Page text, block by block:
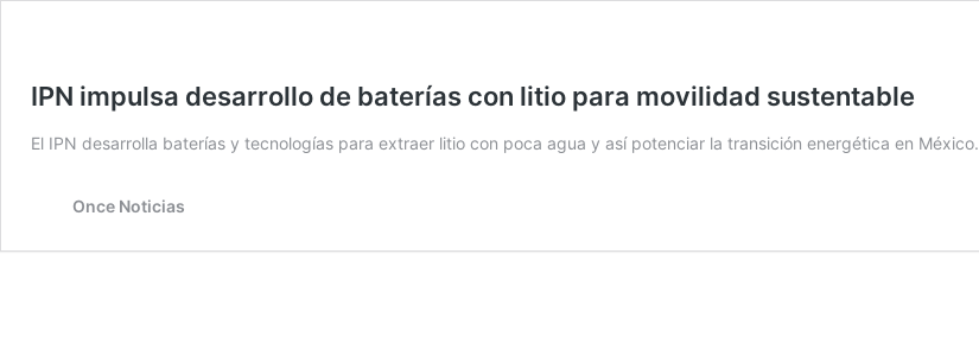
IPN impulsa desarrollo de baterías con litio para movilidad sustentable
El IPN desarrolla baterías y tecnologías para extraer litio con poca agua y así potenciar la transición energética en México.
Once Noticias